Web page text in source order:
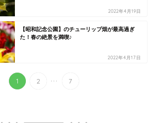
2022年4月19日
【昭和記念公園】のチューリップ畑が最高過ぎ
た！春の絶景を満喫♪
2022年4月17日
1 2 ... 7